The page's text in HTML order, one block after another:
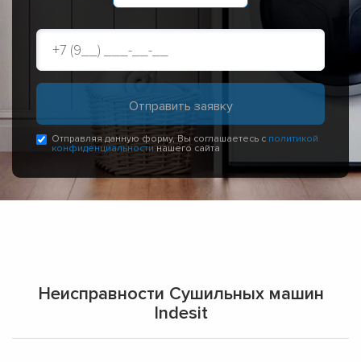
Отправляя данную форму, Вы соглашаетесь с политикой
конфиденциальности нашего сайта
Неисправности Сушильных машин
Indesit